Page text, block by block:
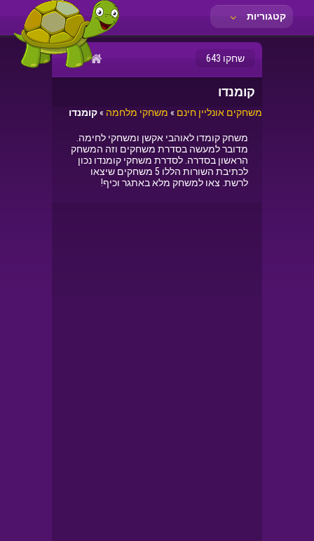
קטגוריות
שחקו 643
קומנדו
משחקים אונליין חינם » משחקי מלחמה »קומנדו
משחק קומדו לאוהבי אקשן ומשחקי לחימה.
מדובר למעשה בסדרת משחקים וזה המשחק
הראשון בסדרה. לסדרת משחקי קומנדו נכון
לכתיבת השורות הללו 5 משחקים שיצאו
לרשת. צאו למשחק מלא באתגר וכיף!